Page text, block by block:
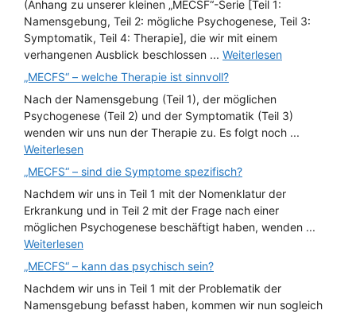
(Anhang zu unserer kleinen „MECSF“-Serie [Teil 1:
Namensgebung, Teil 2: mögliche Psychogenese, Teil 3:
Symptomatik, Teil 4: Therapie], die wir mit einem
verhangenen Ausblick beschlossen ... Weiterlesen
„MECFS“ – welche Therapie ist sinnvoll?
Nach der Namensgebung (Teil 1), der möglichen
Psychogenese (Teil 2) und der Symptomatik (Teil 3)
wenden wir uns nun der Therapie zu. Es folgt noch ...
Weiterlesen
„MECFS“ – sind die Symptome spezifisch?
Nachdem wir uns in Teil 1 mit der Nomenklatur der
Erkrankung und in Teil 2 mit der Frage nach einer
möglichen Psychogenese beschäftigt haben, wenden ...
Weiterlesen
„MECFS“ – kann das psychisch sein?
Nachdem wir uns in Teil 1 mit der Problematik der
Namensgebung befasst haben, kommen wir nun sogleich